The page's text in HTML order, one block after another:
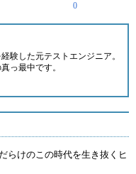
0
験した元テストエンジニア。
っ最中です。
らけのこの時代を生き抜くヒ